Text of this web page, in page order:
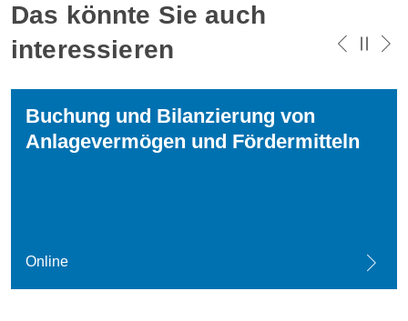
Das könnte Sie auch
interessieren
Buchung und Bilanzierung von
Anlagevermögen und Fördermitteln
Online